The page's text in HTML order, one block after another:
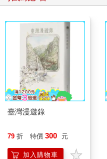
臺灣漫遊錄
79 折 特價 300 元
加入購物車